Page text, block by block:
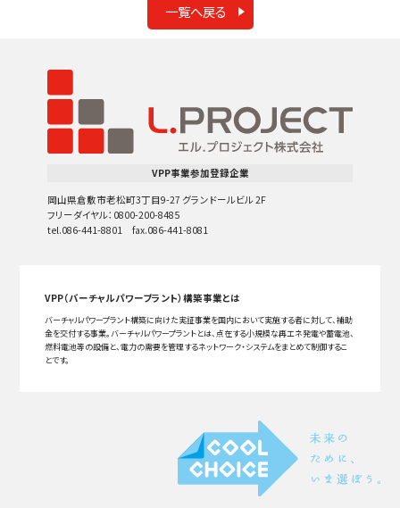
一覧へ戻る
VPP事業参加登録企業
岡山県倉敷市老松町3丁目9-27 グランドールビル 2F
フリーダイヤル：0800-200-8485
tel.086-441-8801 fax.086-441-8081
VPP（バーチャルパワープラント）構築事業とは
バーチャルパワープラント構築に向けた実証事業を国内において実施する者に対して、補助
金を交付する事業。バーチャルパワープラントとは、点在する小規模な再エネ発電や蓄電池、
燃料電池等の設備と、電力の需要を管理するネットワーク・システムをまとめて制御するこ
とです。